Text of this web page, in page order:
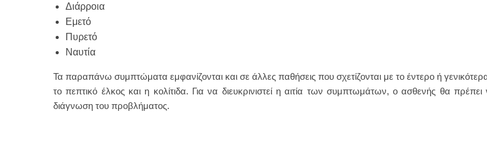
Διάρροια
Εμετό
Πυρετό
Ναυτία
Τα παραπάνω συμπτώματα εμφανίζονται και σε άλλες παθήσεις που σχετίζονται με το έντερο ή
το πεπτικό έλκος και η κολίτιδα. Για να διευκρινιστεί η αιτία των συμπτωμάτων, ο ασθενής θα
διάγνωση του προβλήματος.